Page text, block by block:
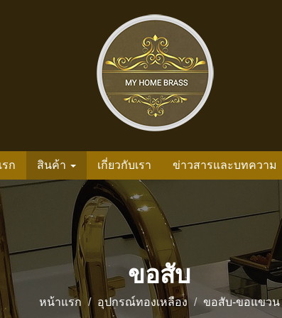
ก สินค้า เกี่ยวกับเรา ข่าวสารและบทความ
ขอสับ
หน้าแรก อุปกรณ์ทองเหลือง ขอสับ-ขอแขวน